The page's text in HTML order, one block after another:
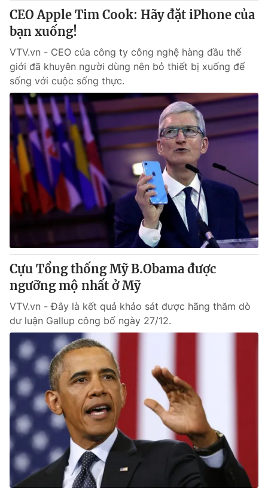
Góc doanh nghiệp
Truyền hình
Phim VTV
Hậu trường
Nhân vật
Khán giả
Giải sao mai
Giải trí
Điện ảnh
Âm nhạc
Sao
Đời sống
Du lịch
Làm đẹp
Chất lượng cuộc sống
Giáo dục
Tuyển sinh
Học trực tuyến
Công nghệ
Hitech Công nghệ tương lai
Sản phẩm
Tư vấn
Giao lưu trực tuyến
Lịch phát sóng
Chuyên mục khác
Emagazine Podcast
Photo Infographic
Video
VTV Money VTV Thể thao
VTV Sức khoẻ Bất động sản
Thị trường 24h Tấm lòng Việt
CEO Apple Tim Cook: Hãy đặt iPhone của
bạn xuống!
VTV.vn - CEO của công ty công nghệ hàng đầu thế
giới đã khuyên người dùng nên bỏ thiết bị xuống để
sống với cuộc sống thực.
Cựu Tổng thống Mỹ B.Obama được
ngưỡng mộ nhất ở Mỹ
VTV.vn - Đây là kết quả khảo sát được hãng thăm dò
dư luận Gallup công bố ngày 27/12.